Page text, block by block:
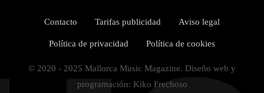
Contacto Tarifas publicidad Aviso legal
Política de privacidad Política de cookies
© 2020 - 2025 Mallorca Music Magazine. Diseño web y
programación: Kiko Frechoso